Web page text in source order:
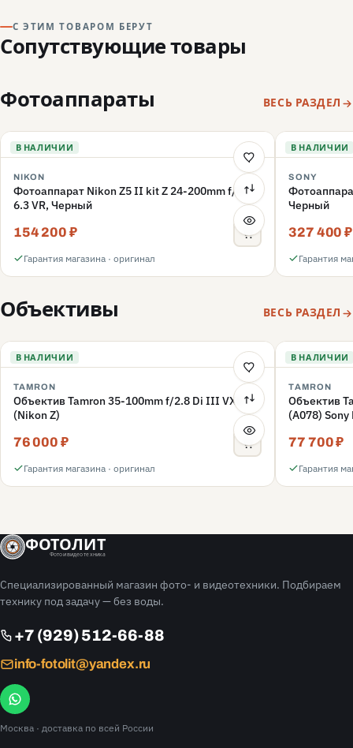
С ЭТИМ ТОВАРОМ БЕРУТ
Сопутствующие товары
Фотоаппараты ВЕСЬ РАЗДЕЛ
В НАЛИЧИИ
NIKON
Фотоаппарат Nikon Z5 II kit Z 24-200mm f/4-
6.3 VR, Черный
154 200 ₽
Гарантия магазина · оригинал
В НАЛИЧИИ
SONY
Черный
327 400 ₽
Гарантия
Объективы ВЕСЬ РАЗДЕЛ
В НАЛИЧИИ
TAMRON
Объектив Tamron 35-100mm f/2.8 Di III VXD
(Nikon Z)
76 000 ₽
Гарантия магазина · оригинал
В НАЛИЧИИ
TAMRON
Объектив
(A078)
77 700 ₽
Гарантия
ФОТОЛИТ
Фото и видео техника
Специализированный магазин фото- и видеотехники. Подбираем
технику под задачу — без воды.
+7 (929) 512-66-88
info-fotolit@yandex.ru
Москва · доставка по всей России